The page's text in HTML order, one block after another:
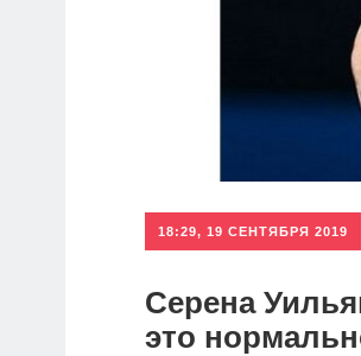
18:29, 19 СЕНТЯБРЯ 2019
Серена
это